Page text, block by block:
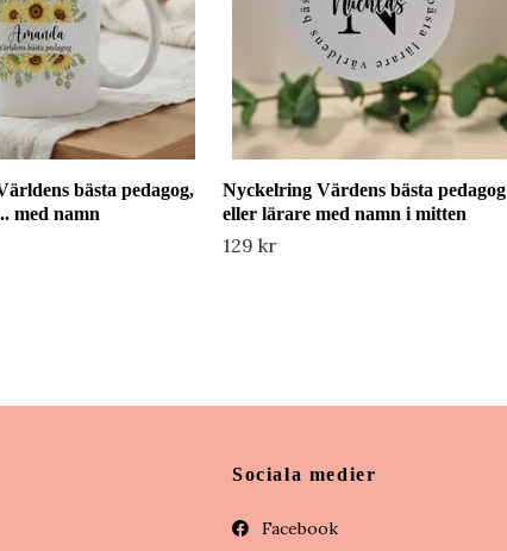
bästa pedagog,
med namn
Nyckelring Värdens bästa pedagog
eller lärare med namn i mitten
129 kr
Sociala medier
Facebook